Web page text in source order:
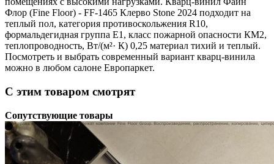
Флор (Fine Floor) - FF-1465 Клерво Stone 2024 подходит на
теплый пол, категория противоскольжения R10,
формальдегидная группа Е1, класс пожарной опасности КМ2,
теплопроводность, Вт/(м²· К) 0,25 материал тихий и теплый.
Посмотреть и выбрать современный вариант кварц-винила
можно в любом салоне Европаркет.
С этим товаром смотрят
Сопутствующие товары